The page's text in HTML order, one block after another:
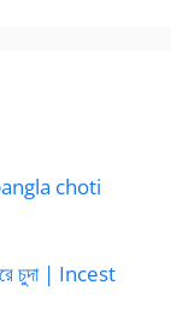
bangla choti
চুদা | Incest